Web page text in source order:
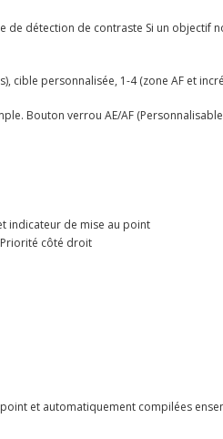
détection de contraste Si un objectif
cible personnalisée, 1-4 (zone AF et
Bouton verrou AE/AF
indicateur de mise au point
Priorité côté droit
et automatiquement compilées